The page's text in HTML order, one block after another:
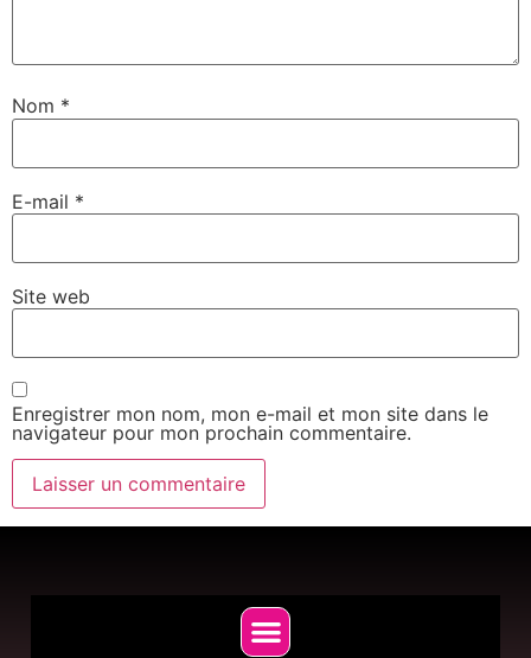
Nom *
E-mail *
Site web
Enregistrer mon nom, mon e-mail et mon site dans le
navigateur pour mon prochain commentaire.